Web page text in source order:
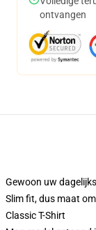
ontvangen
Gewoon uw
Slim fit, dus maat
Classic T-Shirt